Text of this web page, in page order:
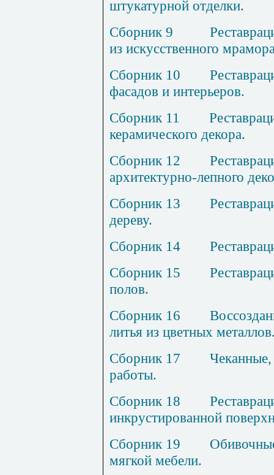
штукатурной отделки.
Сборник 9 Р
из искусственного
Сборник 10 Р
фасадов и интерьеров.
Сборник 11 Рест
керамического декора.
Сборник 12 Р
архитектурно-лепного
Сборник 13 Р
дереву.
Сборник 14 Р
Сборник 15 Р
полов.
Сборник 1 6 В
литья из цветных
Сборник 17 Ч
работы.
Сборник 18 Р
инкрустированной
Сборник 19 О
мягкой мебели.